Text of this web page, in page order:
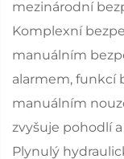
mezinárodní
Komplexní
manuálním
alarmem, funkcí
manuálním
zvyšuje pohodlí
Plynulý